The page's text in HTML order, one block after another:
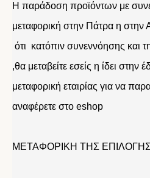
Η παράδοση προϊόντων με
μεταφορική στην Πάτρα η στην
ότι κατόπιν συνεννόησης και
,θα μεταβείτε εσείς η ίδει στην
μεταφορική εταιρίας για να
αναφέρετε στο eshop
ΜΕΤΑΦΟΡΙΚΗ ΤΗΣ